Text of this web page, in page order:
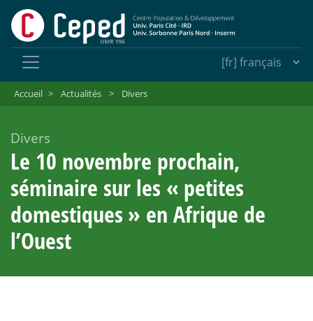
Accueil > Actualités > Divers
Divers
Le 10 novembre prochain,
séminaire sur les « petites
domestiques » en Afrique de
l’Ouest